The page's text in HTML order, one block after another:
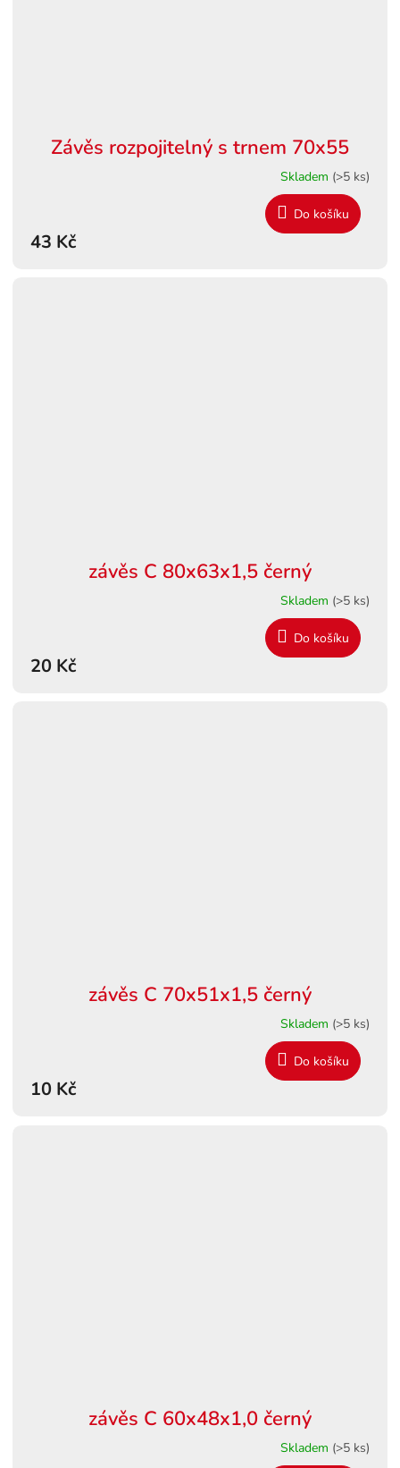
Závěs rozpojitelný s trnem 70x55
Skladem (>5 ks)
43 Kč
Do košíku
závěs C 80x63x1,5 černý
Skladem (>5 ks)
20 Kč
Do košíku
závěs C 70x51x1,5 černý
Skladem (>5 ks)
10 Kč
Do košíku
závěs C 60x48x1,0 černý
Skladem (>5 ks)